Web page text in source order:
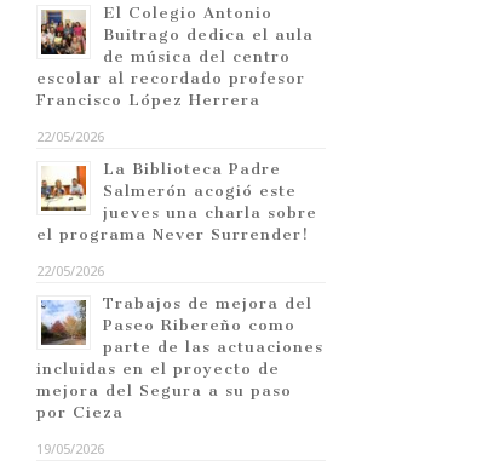
El Colegio Antonio
Buitrago dedica el aula
de música del centro
escolar al recordado profesor
Francisco López Herrera
22/05/2026
La Biblioteca Padre
Salmerón acogió este
jueves una charla sobre
el programa Never Surrender!
22/05/2026
Trabajos de mejora del
Paseo Ribereño como
parte de las actuaciones
incluidas en el proyecto de
mejora del Segura a su paso
por Cieza
19/05/2026